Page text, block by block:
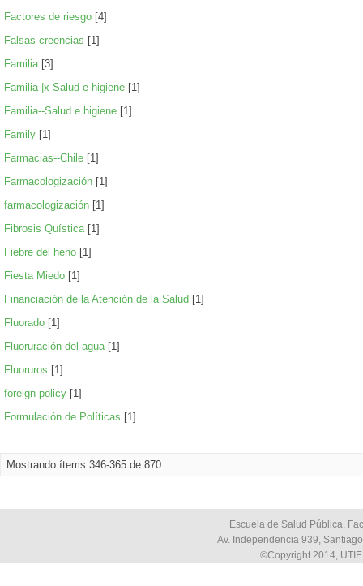
Factores de riesgo [4]
Falsas creencias [1]
Familia[3]
Familia |x Salud e higiene [1]
Familia--Salud e higiene [1]
Family [1]
Farmacias--Chile [1]
Farmacologización [1]
farmacologización [1]
Fibrosis Quística[1]
Fiebre del heno [1]
Fiesta Miedo [1]
Financiación de la Atención de la Salud [1]
Fluorado [1]
Fluoruración del agua[1]
Fluoruros [1]
foreign policy [1]
Formulación de Políticas [1]
Mostrando ítems 346-365 de 870
Escuela de Salud Pública,
Av. Independencia 939,
©Copyright 2014,